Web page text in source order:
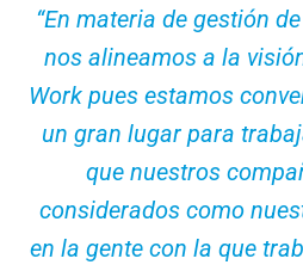
“En materia de gestión
nos alineamos a la
Work pues estamos
un gran lugar para
que nuestros
considerados como
en la gente con la que